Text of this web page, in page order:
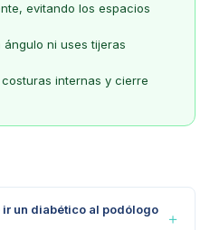
evitando los espacios
ni uses tijeras
internas y cierre
un diabético al podólogo
＋